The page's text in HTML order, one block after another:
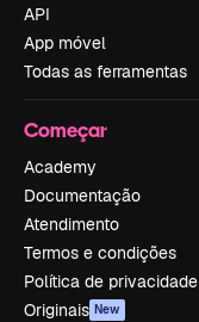
API
App móvel
Todas as ferramentas
Começar
Academy
Documentação
Atendimento
Termos e condições
Política de privacidade
Originais New